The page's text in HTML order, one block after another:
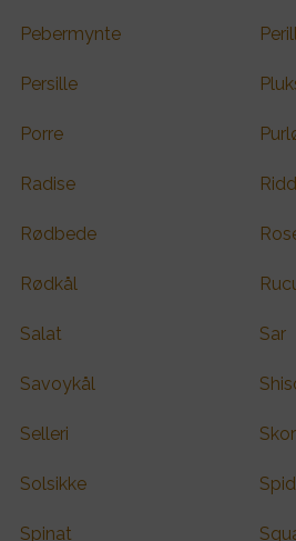
Pebermynte
Persille
Porre
Radise
Rødbede
Rødkål
Salat Sar
Savoykål
Selleri
Solsikke
Spinat